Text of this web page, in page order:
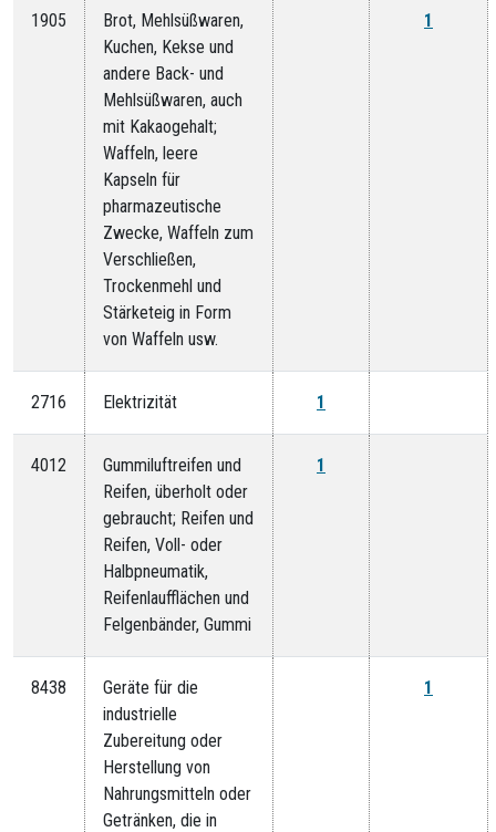
1905
Brot, Mehlsüßwaren,
Kuchen, Kekse und
andere Back- und
Mehlsüßwaren, auch
mit Kakaogehalt;
Waffeln, leere
Kapseln für
pharmazeutische
Zwecke, Waffeln zum
Verschließen,
Trockenmehl und
Stärketeig in Form
von Waffeln usw.
1
2716 Elektrizität 1
4012
Gummiluftreifen und
Reifen, überholt oder
gebraucht; Reifen und
Reifen, Voll- oder
Halbpneumatik,
Reifenlaufflächen und
Felgenbänder, Gummi
1
8438
Geräte für die
industrielle
Zubereitung oder
Herstellung von
Nahrungsmitteln oder
Getränken, die in
1